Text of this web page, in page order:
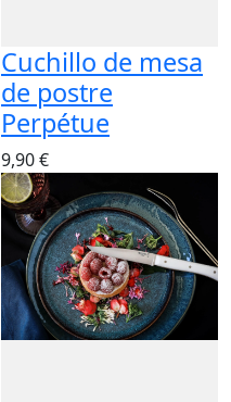
Cuchillo de mesa
de postre
Perpétue
9,90 €